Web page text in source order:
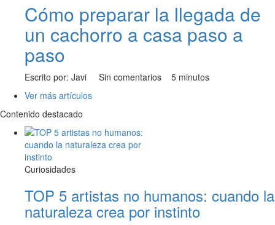
Cómo preparar la llegada de
un cachorro a casa paso a
paso
Escrito por: Javi Sin comentarios 5 minutos
Ver más artículos
Contenido destacado
Curiosidades
TOP 5 artistas no humanos: cuando la
naturaleza crea por instinto